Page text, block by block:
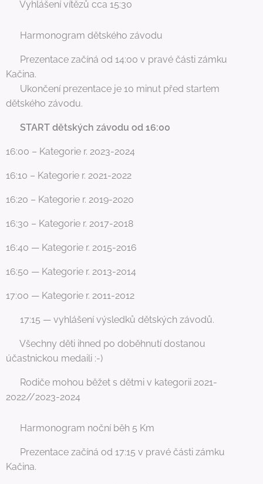
🥇 Vyhlášení vítězů cca 15:30
📅 Harmonogram dětského závodu
📍 Prezentace začíná od 14:00 v pravé části zámku
Kačina.
⏰ Ukončení prezentace je 10 minut před startem
dětského závodu.
START dětských závodu od 16:00
16:00 – Kategorie r. 2023-2024
16:10 – Kategorie r. 2021-2022
16:20 – Kategorie r. 2019-2020
16:30 – Kategorie r. 2017-2018
16:40 — Kategorie r. 2015-2016
16:50 — Kategorie r. 2013-2014
17:00 — Kategorie r. 2011-2012
🥇 17:15 — vyhlášení výsledků dětských závodů.
🏁 Všechny děti ihned po doběhnutí dostanou
účastnickou medaili :-)
🏃🏼‍♀️‍➡️ Rodiče mohou běžet s dětmi v kategorii 2021-
2022//2023-2024
📅 Harmonogram noční běh 5 Km
📍 Prezentace začíná od 17:15 v pravé části zámku
Kačina.